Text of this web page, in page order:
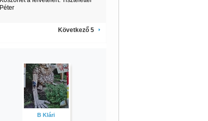
Péter
Következő 5
B Klári